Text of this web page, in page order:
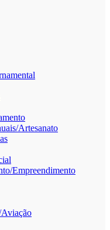
Artesanato
Empreendimento
Aviação